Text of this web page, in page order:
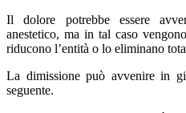
Il dolore potrebbe essere
anestetico, ma in tal caso
riducono l’entità o lo eliminano
La dimissione può avvenire in
seguente.